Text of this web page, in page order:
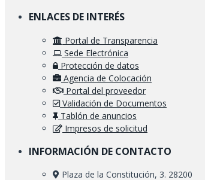
ENLACES DE INTERÉS
Portal de Transparencia
Sede Electrónica
Protección de datos
Agencia de Colocación
Portal del proveedor
Validación de Documentos
Tablón de anuncios
Impresos de solicitud
INFORMACIÓN DE CONTACTO
Plaza de la Constitución, 3. 28200